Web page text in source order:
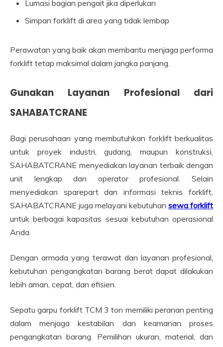
Lumasi bagian pengait jika diperlukan
Simpan forklift di area yang tidak lembap
Perawatan yang baik akan membantu menjaga performa
forklift tetap maksimal dalam jangka panjang.
Gunakan Layanan Profesional dari
SAHABATCRANE
Bagi perusahaan yang membutuhkan forklift berkualitas
untuk proyek industri, gudang, maupun konstruksi,
SAHABATCRANE menyediakan layanan terbaik dengan
unit lengkap dan operator profesional. Selain
menyediakan sparepart dan informasi teknis forklift,
SAHABATCRANE juga melayani kebutuhan sewa forklift
untuk berbagai kapasitas sesuai kebutuhan operasional
Anda.
Dengan armada yang terawat dan layanan profesional,
kebutuhan pengangkatan barang berat dapat dilakukan
lebih aman, cepat, dan efisien.
Sepatu garpu forklift TCM 3 ton memiliki peranan penting
dalam menjaga kestabilan dan keamanan proses
pengangkatan barang. Pemilihan ukuran, material, dan